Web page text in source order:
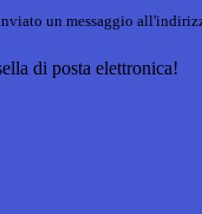
un messaggio
di posta elettronica!